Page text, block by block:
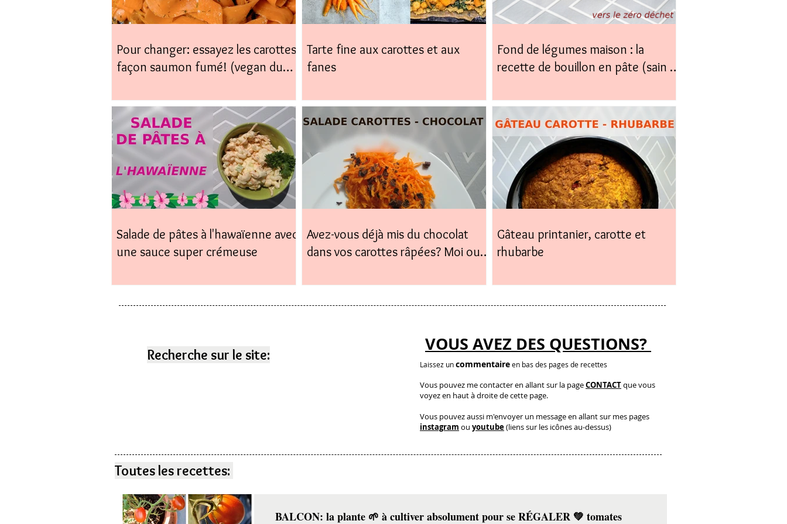
Pour changer: essayez les carottes,
façon saumon fumé! (vegan du
Tarte fine aux carottes et aux
fanes
Fond de légumes maison : la
recette de bouillon en pâte (sain &
Salade de pâtes à l'hawaïenne avec
une sauce super crémeuse
Avez-vous déjà mis du chocolat
dans vos carottes râpées? Moi oui,
Gâteau printanier, carotte et
rhubarbe
Recherche sur le site:
VOUS AVEZ DES QUESTIONS?
Laissez uncommentaireen bas des pages de recettes
Vous pouvez me contacter en allant sur la pageCONTACTque vous
voyez en haut à droite de cette page.
Vous pouvez aussi m'envoyer un message en allant sur mes pages
instagram ou youtube(liens sur les icônes au-dessus)
Toutes les recettes:
BALCON: la plante 🌱 à cultiver absolument pour se RÉGALER 💚 tomates